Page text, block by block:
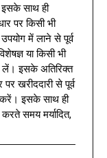
साथ ही
पर किसी भी
में लाने से पूर्व
या किसी भी
लें। इसके अतिरिक्त
खरीददारी से पूर्व
इसके साथ ही
समय मर्यादित,